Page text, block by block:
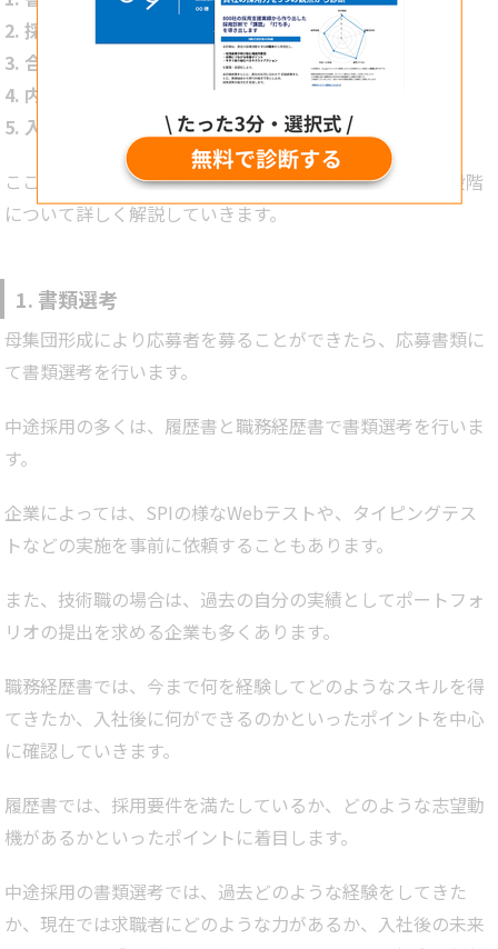
2. 採用面接（状況に応じて筆記試験）
3. 合否の決定
4. 内定通知
5. 入社準備
ここでは選考フローを作る際のポイントとして、各選考段階
について詳しく解説していきます。
1. 書類選考
母集団形成により応募者を募ることができたら、応募書類に
て書類選考を行います。
中途採用の多くは、履歴書と職務経歴書で書類選考を行いま
す。
企業によっては、SPIの様なWebテストや、タイピングテス
トなどの実施を事前に依頼することもあります。
また、技術職の場合は、過去の自分の実績としてポートフォ
リオの提出を求める企業も多くあります。
職務経歴書では、今まで何を経験してどのようなスキルを得
てきたか、入社後に何ができるのかといったポイントを中心
に確認していきます。
履歴書では、採用要件を満たしているか、どのような志望動
機があるかといったポイントに着目します。
中途採用の書類選考では、過去どのような経験をしてきた
か、現在では求職者にどのような力があるか、入社後の未来